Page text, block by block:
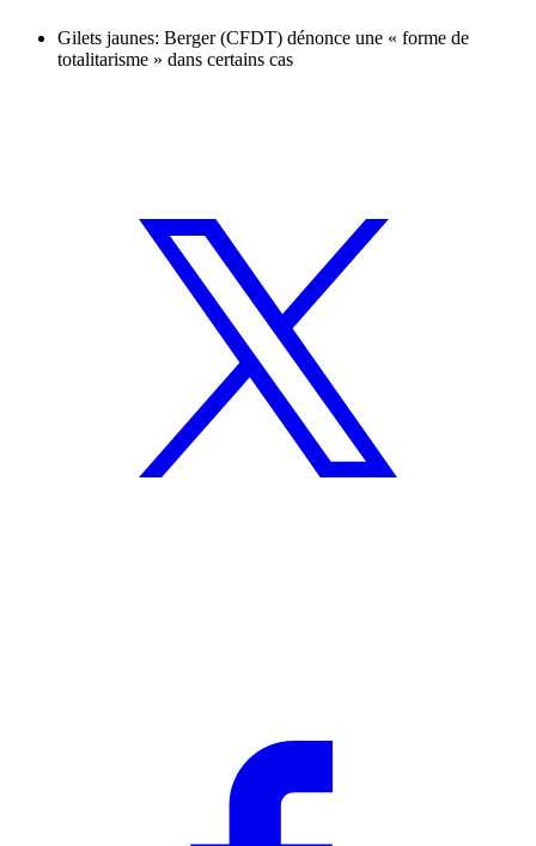
Gilets jaunes: Berger (CFDT) dénonce une « forme de
totalitarisme » dans certains cas